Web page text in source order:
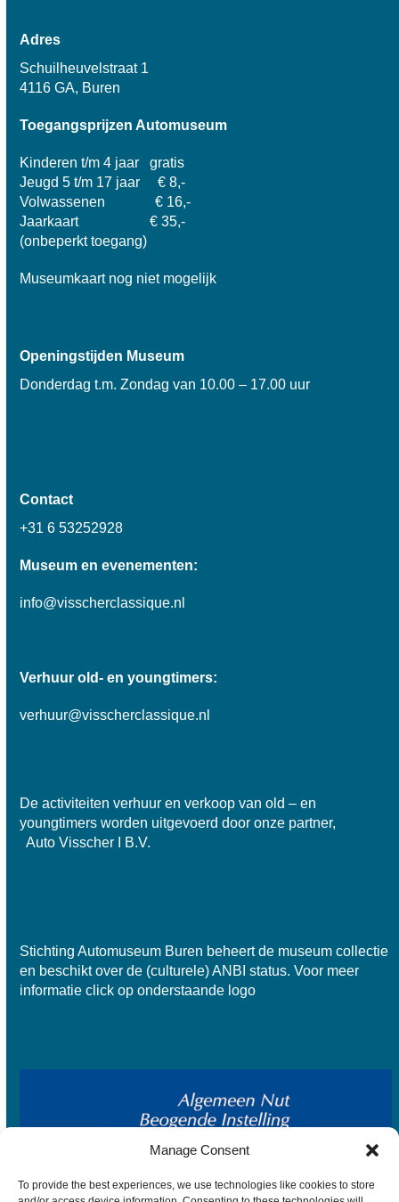
Manage Consent
To provide the best experiences, we use technologies like cookies to store
Adres
Schuilheuvelstraat 1
4116 GA, Buren
Toegangsprijzen Automuseum
Kinderen t/m 4 jaar gratis
Jeugd 5 t/m 17 jaar € 8,-
Volwassenen € 16,-
Jaarkaart € 35,-
(onbeperkt toegang)
Museumkaart nog niet mogelijk
Openingstijden Museum
Donderdag t.m. Zondag van 10.00 – 17.00 uur
Contact
+31 6 53252928
Museum en evenementen:
info@visscherclassique.nl
Verhuur old- en youngtimers:
verhuur@visscherclassique.nl
De activiteiten verhuur en verkoop van old – en
youngtimers worden uitgevoerd door onze partner,
Auto Visscher I B.V.
Stichting Automuseum Buren beheert de museum collectie
en beschikt over de (culturele) ANBI status. Voor meer
informatie click op onderstaande logo